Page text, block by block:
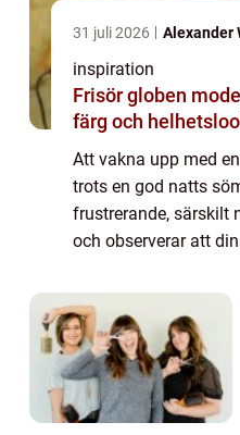
31 juli 2026 Alexander
inspiration
Frisör globen modern salong för hår,
färg och
Att vakna upp med
trots en god natts
frustrerande, särskilt
och observerar att
ögon...